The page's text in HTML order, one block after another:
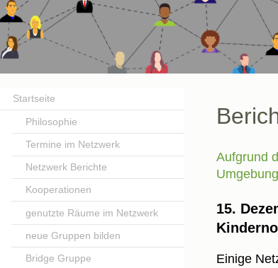
Netzwerk
Aufgrund
15.
Einige
Startseite
Philosophie
Termine im Netzwerk
Netzwerk Berichte
Kooperationen
genutzte Räume im Netzwerk
neue Gruppen bilden
Bridge Gruppe